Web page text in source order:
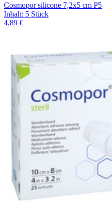
Cosmopor silicone 7,2x5 cm P5
Inhalt: 5 Stück
4,89 €